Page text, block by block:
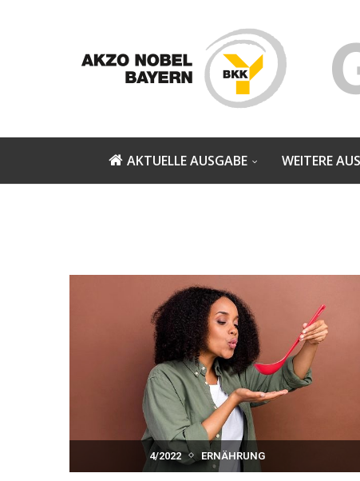
AKTUELLE AUSGABE WEITERE
4/2022 ERNÄHRUNG